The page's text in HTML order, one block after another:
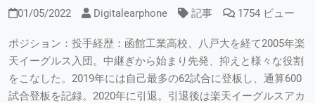
01/05/2022 Digitalearphone 記事 1754 ビュー
ポジション：投手経歴：函館工業高校、八戸大を経て2005年楽
天イーグルス入団。中継ぎから始まり先発、抑えと様々な役割
をこなした。2019年には自己最多の62試合に登板し、通算600
試合登板を記録。2020年に引退。引退後は楽天イーグルスアカ